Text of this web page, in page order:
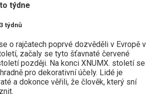
týdne
týdnů
o rajčatech poprvé dozvěděli v Evropě v
začaly se tyto šťavnaté červené
později. Na konci XNUMX. století se
pro dekorativní účely. Lidé je
a dokonce věřili, že člověk, který sní